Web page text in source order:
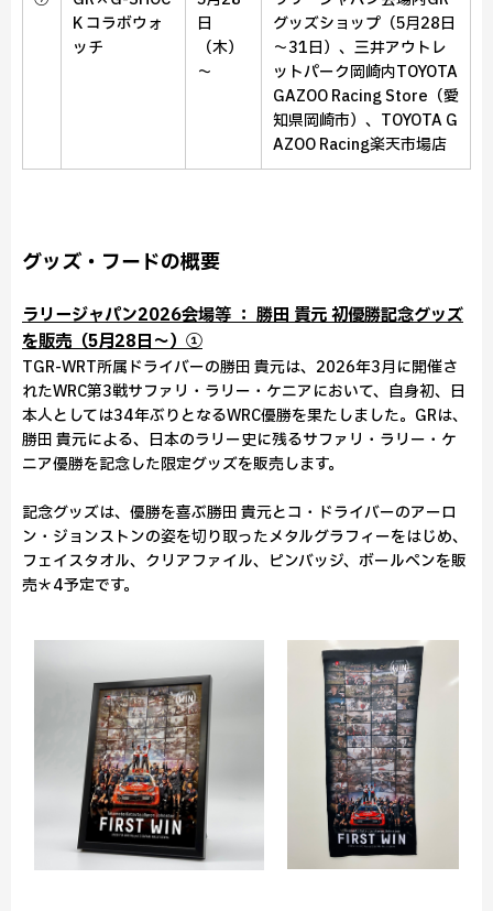
K コラボウォ
ッチ
日
（木）
～
グッズショップ（5月28日
～31日）、 三井アウトレ
ットパーク岡崎内TOYOTA
GAZOO Racing Store（愛
知県岡崎市）、 TOYOTA G
AZOO Racing楽天市場店
グッズ・フードの概要
ラリージャパン2026会場等 ： 勝田 貴元 初優勝記念グッズ
を販売（5月28日～）①
TGR-WRT所属ドライバーの勝田 貴元は、2026年3月に開催さ
れたWRC第3戦サファリ・ラリー・ケニアにおいて、自身初、日
本人としては34年ぶりとなるWRC優勝を果たしました。GRは、
勝田 貴元による、日本のラリー史に残るサファリ・ラリー・ケ
ニア優勝を記念した限定グッズを販売します。
記念グッズは、優勝を喜ぶ勝田 貴元とコ・ドライバーのアーロ
ン・ジョンストンの姿を切り取ったメタルグラフィーをはじめ、
フェイスタオル、クリアファイル、ピンバッジ、ボールペンを販
売＊4予定です。